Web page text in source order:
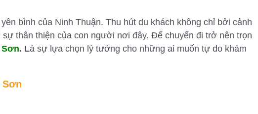
bình của Ninh Thuận. Thu hút du khách không chỉ bởi cảnh
thân thiện của con người nơi đây. Để chuyến đi trở nên trọn
. Là sự lựa chọn lý tưởng cho những ai muốn tự do khám
Sơn